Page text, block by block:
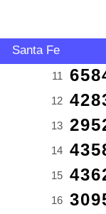
Santa Fe
11
12
13
14
15
16